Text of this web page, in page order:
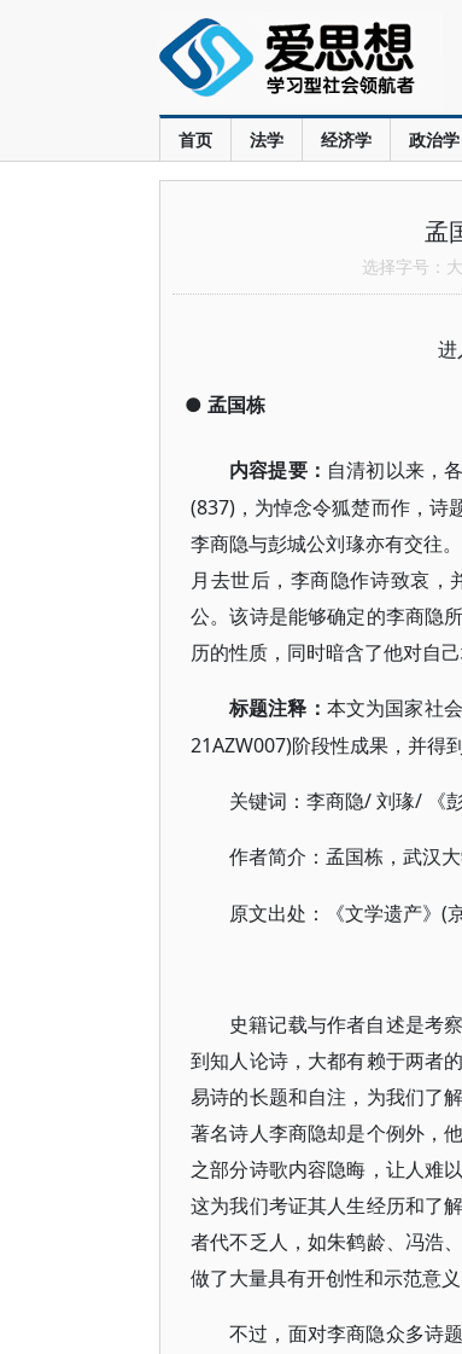
首页 法学 经济学 政治学
孟
选择字号： 大
进
● 孟国栋
内容提要： 自清初以来，
(837)，为悼念令狐楚而作，诗
李商隐与彭城公刘瑑亦有交往
月去世后，李商隐作诗致哀，
公。该诗是能够确定的李商隐
历的性质，同时暗含了他对自己
标题注释： 本文为国家社
21AZW007)阶段性成果，并得
关键词：李商隐/ 刘瑑/ 《
作者简介：孟国栋，武汉
原文出处：《文学遗产》 (
史籍记载与作者自述是考
到知人论诗，大都有赖于两者
易诗的长题和自注，为我们了
著名诗人李商隐却是个例外，
之部分诗歌内容隐晦，让人难
这为我们考证其人生经历和了
者代不乏人，如朱鹤龄、冯浩
做了大量具有开创性和示范意
不过，面对李商隐众多诗